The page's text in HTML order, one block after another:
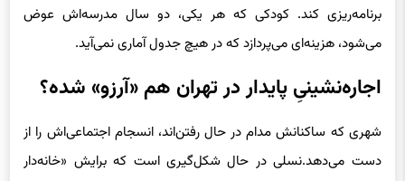
می‌شود، هزینه‌ای می‌پردازد که در هیچ جدول آماری نمی‌آید.
اجاره‌نشینیِ پایدار در تهران هم «آرزو» شده؟
شهری که ساکنانش مدام در حال رفتن‌اند، انسجام اجتماعی‌اش را از
دست می‌دهد.نسلی در حال شکل‌گیری است که برایش «خانه‌دار
شدن» رؤیایی دور از دسترس است و حتی اجاره‌نشینیِ پایدار هم به